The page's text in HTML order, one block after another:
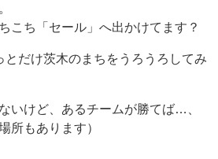
こち「セール」へ出かけてます？
とだけ茨木のまちをうろうろしてみ
いけど、あるチームが勝てば…、
所もあります）